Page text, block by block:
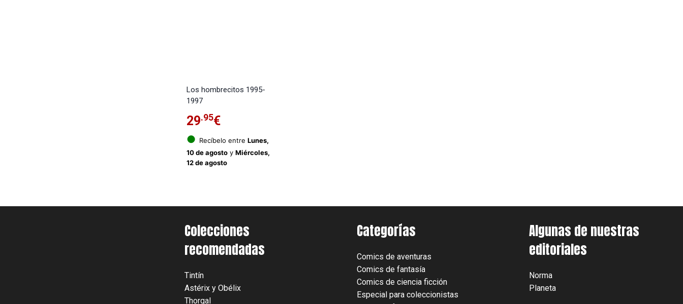
Los hombrecitos 1995-
1997
29.95€
● Recíbelo entreLunes,
10 de agosto yMiércoles,
12 de agosto
Colecciones
recomendadas
Tintín
Astérix y Obélix
Thorgal
Categorías
Comics de aventuras
Comics de fantasía
Comics de ciencia ficción
Especial para coleccionistas
Algunas de nuestras
editoriales
Norma
Planeta